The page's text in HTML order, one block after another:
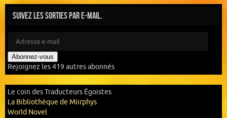
Suivez les sorties par e-mail.
Abonnez-vous
Rejoignez les 419 autres abonnés
Le coin des Traducteurs Égoistes
La Bibliothèque de Miirphys
World Novel